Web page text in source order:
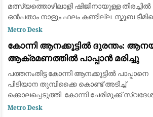
മത്സ്യത്തൊഴിലാളി ഷിജിനായുള്ള തിരച്ചിൽ
ഒൻപതാം നാളും ഫലം കണ്ടില്ല. സ്കൂബ
എത്തിക്കാൻ വൈകിയതും പ്രതികൂല
5.45ന് തിരച്ചിൽ ആരംഭിക്കുമ
Metro Desk
കോന്നി ആനക്കൂട്ടിൽ ദുരന്തം:
ആക്രമണത്തിൽ പാപ്പാൻ മരിച്ചു
പത്തനംതിട്ട കോന്നി ആനക്കൂട്ടിൽ പാപ്പാനെ
പിടിയാന തുമ്പിക്കൈ കൊണ്ട് അടിച്ച്
ക്കൊലപ്പെടുത്തി. കോന്നി ചേരിമുക്ക്
വയസുകാരനായ മോഹനൻ നായരാണ്
Metro Desk